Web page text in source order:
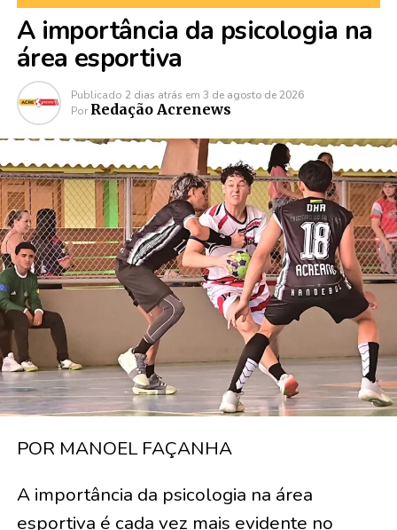
A importância da psicologia na
área esportiva
Publicado 2 dias atrás em 3 de agosto de 2026
Por Redação Acrenews
POR MANOEL FAÇANHA
A importância da psicologia na área
esportiva é cada vez mais evidente no